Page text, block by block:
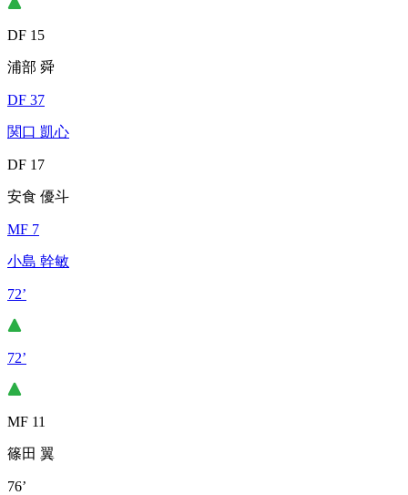
DF 15
浦部 舜
DF 37
関口 凱心
DF 17
安食 優斗
MF 7
小島 幹敏
72’
72’
MF 11
篠田 翼
76’